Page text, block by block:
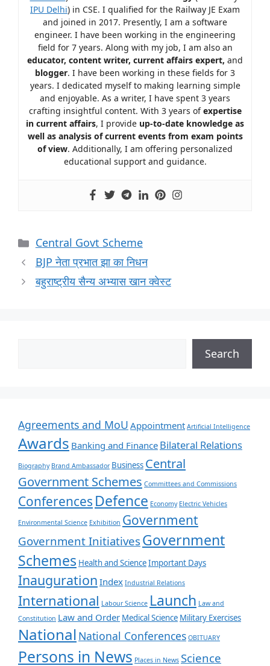
IPU Delhi) in CSE. I qualified for the Railway JE Exam
and joined in 2017. Presently, I am a software
engineer. I have been working in the engineering
field for 7 years. Along with my job, I am also an
educator, content writer, current affairs expert, and
blogger. I have been working in these fields for 3
years. I dedicated myself to making learning simple
and enjoyable. As a writer, I have spent 3 years
crafting insightful content. With 3 years ofexpertise
in current affairs, I provide up-to-date knowledge as
well as analysis of current events from exam points
of view. Additionally, I am offering personalized
educational support and guidance.
Central Govt Scheme
BJP नेता प्रभात झा का निधन
बहुराष्ट्रीय सैन्य अभ्यास खान क्वेस्ट
Search
Agreements and MoU Appointment Artificial Intelligence
Awards Banking and Finance Bilateral Relations
Biography Brand Ambassador Business Central
Government Schemes Committees and Commissions
Conferences Defence Economy Electric Vehicles
Environmental Science Exhibition Government
Government Initiatives Government
Schemes Health and ScienceImportant Days
Inauguration Index Industrial Relations
International Labour Science Launch Law and
Constitution Law and Order Medical Science Military Exercises
National National Conferences OBITUARY
Persons in News Places in News Science